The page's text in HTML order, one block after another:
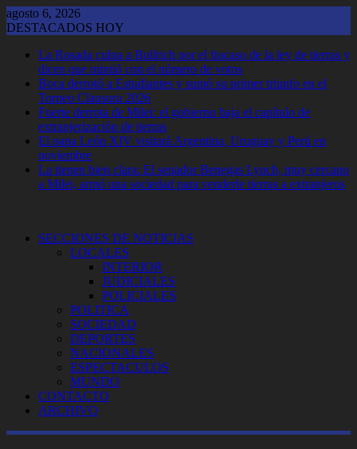
Saltar
al
agosto 6, 2026
DESTACADOS HOY
La Rosada culpa a Bullrich por el fracaso de la ley de tierras y
dicen que mintió con el número de votos
Boca derrotó a Estudiantes y sumó su primer triunfo en el
Torneo Clausura 2026
Fuerte derrota de Milei: el gobierno baja el capítulo de
extranjerización de tierras
El papa León XIV visitará Argentina, Uruguay y Perú en
noviembre
La tienen bien clara: El senador Benegas Lynch, muy cercano
a Milei, armó una sociedad para venderle tierras a extranjeros
SECCIONES DE NOTICIAS
LOCALES
INTERIOR
JUDICIALES
POLICIALES
POLITICA
SOCIEDAD
DEPORTES
NACIONALES
ESPECTACULOS
MUNDO
CONTACTO
ARCHIVO